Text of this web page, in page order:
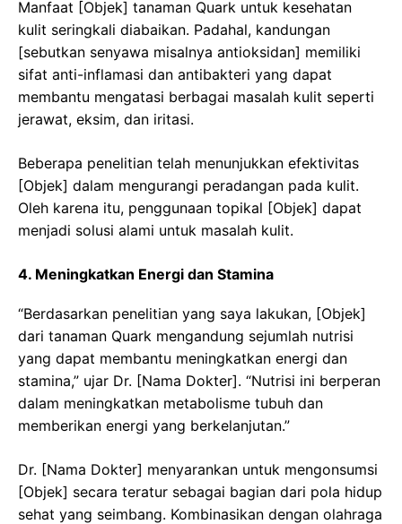
Manfaat [Objek] tanaman Quark untuk kesehatan
kulit seringkali diabaikan. Padahal, kandungan
[sebutkan senyawa misalnya antioksidan] memiliki
sifat anti-inflamasi dan antibakteri yang dapat
membantu mengatasi berbagai masalah kulit seperti
jerawat, eksim, dan iritasi.
Beberapa penelitian telah menunjukkan efektivitas
[Objek] dalam mengurangi peradangan pada kulit.
Oleh karena itu, penggunaan topikal [Objek] dapat
menjadi solusi alami untuk masalah kulit.
4. Meningkatkan Energi dan Stamina
“Berdasarkan penelitian yang saya lakukan, [Objek]
dari tanaman Quark mengandung sejumlah nutrisi
yang dapat membantu meningkatkan energi dan
stamina,” ujar Dr. [Nama Dokter]. “Nutrisi ini berperan
dalam meningkatkan metabolisme tubuh dan
memberikan energi yang berkelanjutan.”
Dr. [Nama Dokter] menyarankan untuk mengonsumsi
[Objek] secara teratur sebagai bagian dari pola hidup
sehat yang seimbang. Kombinasikan dengan olahraga